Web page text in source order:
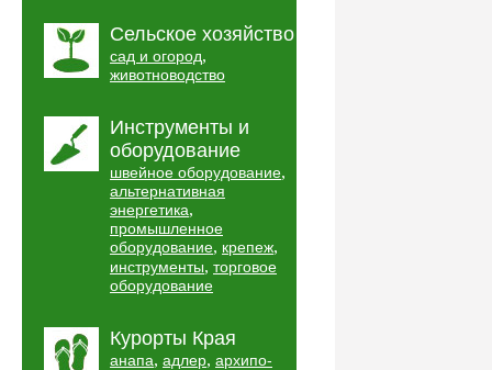
Сельское хозяйство
сад и огород,
животноводство
Инструменты и
оборудование
швейное оборудование,
альтернативная
энергетика,
промышленное
оборудование, крепеж,
инструменты, торговое
оборудование
Курорты Края
анапа, адлер, архипо-